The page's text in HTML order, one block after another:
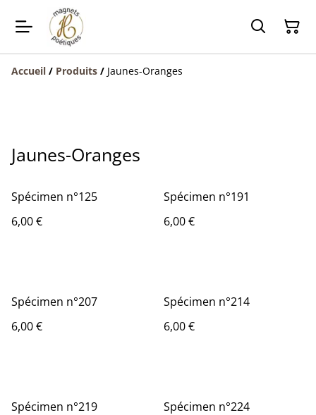
Accueil / Produits / Jaunes-Oranges
Jaunes-Oranges
Spécimen n°125
6,00 €
Spécimen n°191
6,00 €
Spécimen n°207
6,00 €
Spécimen n°214
6,00 €
Spécimen n°219
Spécimen n°224